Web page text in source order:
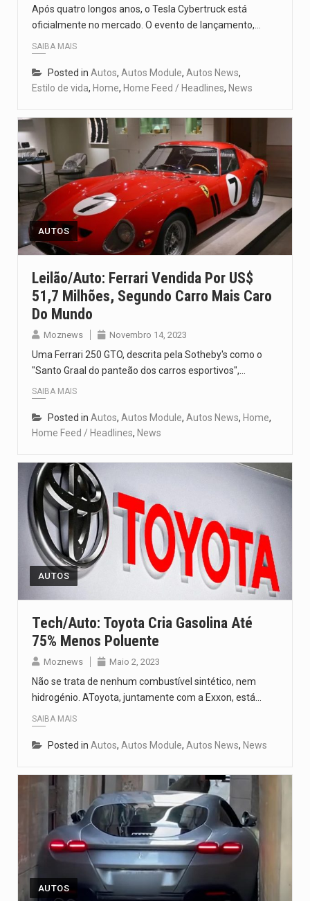
Após quatro longos anos, o Tesla Cybertruck está
oficialmente no mercado. O evento de lançamento,…
SAIBA MAIS
Posted in Autos, Autos Module, Autos News,
Estilo de vida, Home, Home Feed / Headlines, News
AUTOS
Leilão/Auto: Ferrari Vendida Por US$
51,7 Milhões, Segundo Carro Mais Caro
Do Mundo
Moznews Novembro 14, 2023
Uma Ferrari 250 GTO, descrita pela Sotheby's como o
"Santo Graal do panteão dos carros esportivos",…
SAIBA MAIS
Posted in Autos, Autos Module, Autos News, Home,
Home Feed / Headlines, News
AUTOS
Tech/Auto: Toyota Cria Gasolina Até
75% Menos Poluente
Moznews Maio 2, 2023
Não se trata de nenhum combustível sintético, nem
hidrogénio. AToyota, juntamente com a Exxon, está…
SAIBA MAIS
Posted in Autos, Autos Module, Autos News, News
AUTOS